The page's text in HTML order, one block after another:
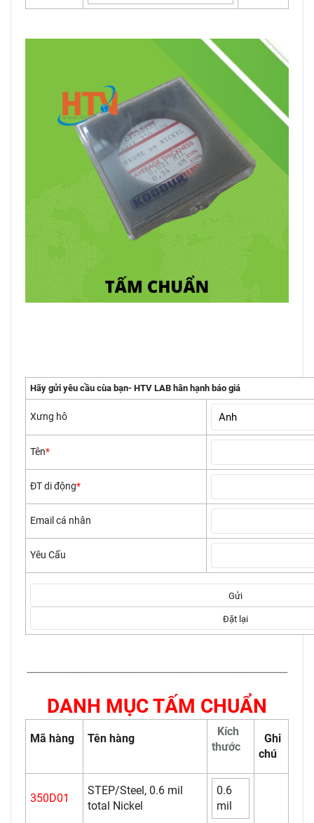
Hãy gửi yêu cầu cùa bạn- HTV LAB hân hạnh báo giá
Xưng hô
Tên*
ĐT di động*
Email cá nhân
Yêu Cấu
---------------------------------------------------------------------------------------------
DANH MỤC TẤM CHUẨN
Mã hàng Tên hàng
Kích
thước
Ghi
chú
350D01
STEP/Steel, 0.6 mil
total Nickel
0.6
mil